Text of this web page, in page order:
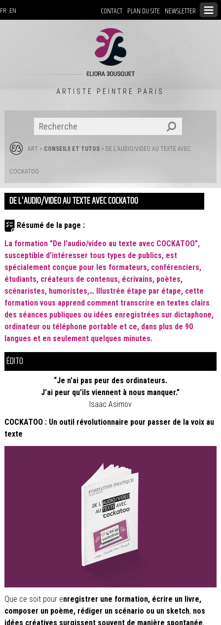
CONTACT PLAN DU SITE NEWSLETTER
FR EN
ARTISTE PEINTRE PARIS
ART> CONSEILS ET TUTOS> DE L'AUDIO/VIDEO AU TEXTE AVEC
COCKATOO
DE L'AUDIO/VIDEO AU TEXTE AVEC COCKATOO
Résumé de la page :
La formation "De l’audio/video au texte avec COCKATOO",
susceptible d’intéresser tous types de publics, est
spécialement conçue pour les formateurs, conférenciers,
étudiants, créateurs de contenus, écrivains, poètes,
scénaristes, humoristes,… Illustrée étape par étape, cette
formation vous apprend comment transcrire en textes clairs
des séances publiques ou idées enregistrées sur dictaphone,
ordinateur ou téléphone portable et ce, dans plus de 90
langues et en seulement quelques minutes.
ÉDITO
“Je n’ai pas peur des ordinateurs.
J’ai peur qu’ils viennent à nous manquer.”
Isaac Asimov
COCKATOO : Un outil révolutionnaire pour passer de la voix au
texte
Que ce soit pour enregistrer une formation, écrire un livre,
composer un poème, rédiger un scénario ou un sketch, nos
idées créatives surgissent souvent de manière spontanée,